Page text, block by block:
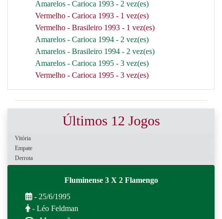
Amarelos - Carioca 1993 - 2 vez(es)
Vermelho - Carioca 1993 - 1 vez(es)
Vermelho - Brasileiro 1993 - 1 vez(es)
Amarelos - Carioca 1994 - 2 vez(es)
Amarelos - Brasileiro 1994 - 2 vez(es)
Amarelos - Carioca 1995 - 3 vez(es)
Vermelho - Carioca 1995 - 3 vez(es)
Últimos 12 Jogos
Vitória
Empate
Derrota
Fluminense 3 X 2 Flamengo
- 25/6/1995
- Léo Feldman